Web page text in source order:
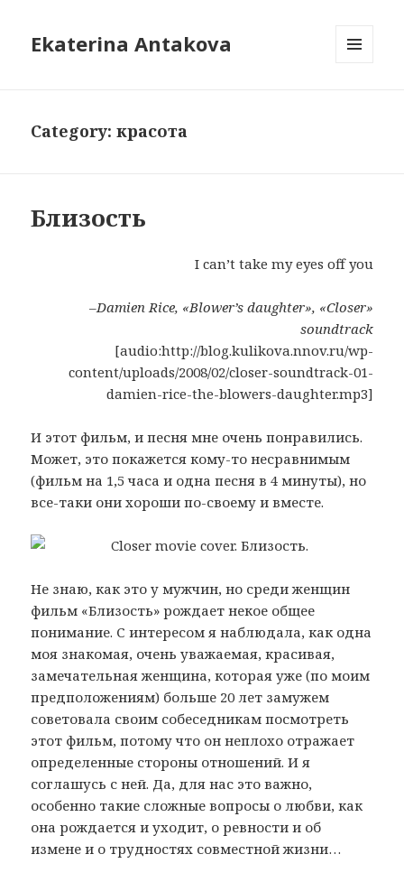
Ekaterina Antakova
Category: красота
Близость
I can’t take my eyes off you
–Damien Rice, «Blower’s daughter», «Closer»
soundtrack
[audio:http://blog.kulikova.nnov.ru/wp-
content/uploads/2008/02/closer-soundtrack-01-
damien-rice-the-blowers-daughter.mp3]
И этот фильм, и песня мне очень понравились.
Может, это покажется кому-то несравнимым
(фильм на 1,5 часа и одна песня в 4 минуты), но
все-таки они хороши по-своему и вместе.
Не знаю, как это у мужчин, но среди женщин
фильм «Близость» рождает некое общее
понимание. С интересом я наблюдала, как одна
моя знакомая, очень уважаемая, красивая,
замечательная женщина, которая уже (по моим
предположениям) больше 20 лет замужем
советовала своим собеседникам посмотреть
этот фильм, потому что он неплохо отражает
определенные стороны отношений. И я
соглашусь с ней. Да, для нас это важно,
особенно такие сложные вопросы о любви, как
она рождается и уходит, о ревности и об
измене и о трудностях совместной жизни…